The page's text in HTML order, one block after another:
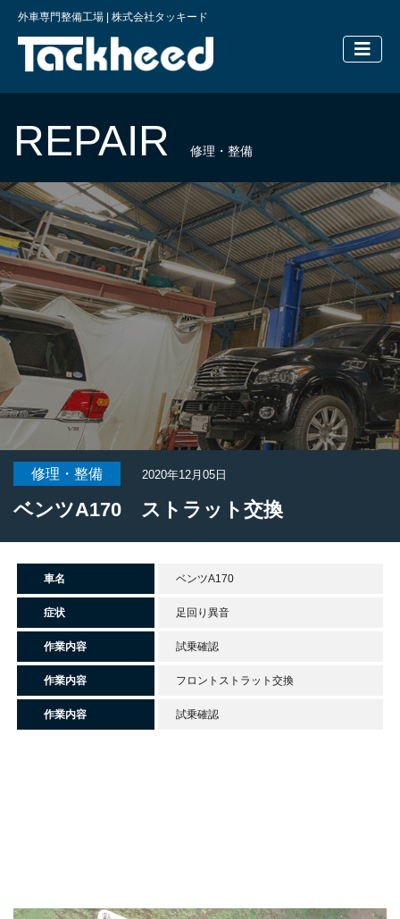
外車専門整備工場 | 株式会社タッキード
横浜の外
REPAIR 修理・整備
修理・整備 2020年12月05日
ベンツA170 ストラット交換
車名 ベンツA170
症状 足回り異音
作業内容 試乗確認
作業内容 フロントストラット交換
作業内容 試乗確認